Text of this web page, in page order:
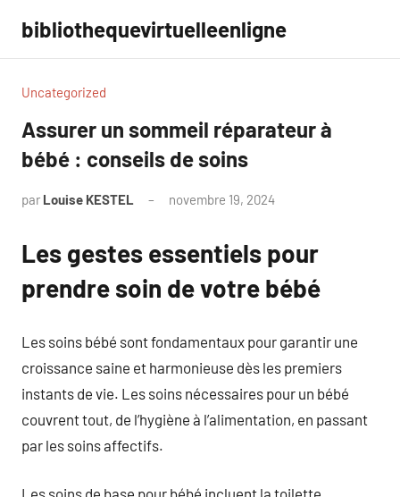
contenu
bibliothequevirtuelleenligne
Uncategorized
Assurer un sommeil réparateur à
bébé : conseils de soins
par Louise KESTEL novembre 19, 2024
Les gestes essentiels pour
prendre soin de votre bébé
Les soins bébé sont fondamentaux pour garantir une
croissance saine et harmonieuse dès les premiers
instants de vie. Les soins nécessaires pour un bébé
couvrent tout, de l’hygiène à l’alimentation, en passant
par les soins affectifs.
Les soins de base pour bébé incluent la toilette,